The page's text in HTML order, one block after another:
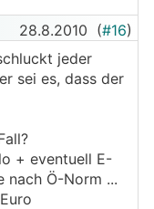
28.8.2010 (#16)
jeder
sei es, dass der
+ eventuell E-
nach Ö-Norm ...